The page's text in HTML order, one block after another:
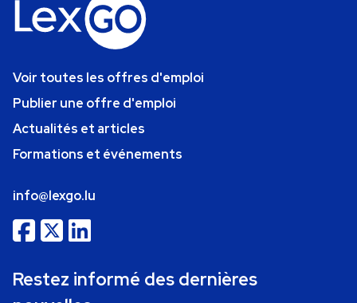
Voir toutes les offres d'emploi
Publier une offre d'emploi
Actualités et articles
Formations et événements
info@lexgo.lu
Restez informé des dernières